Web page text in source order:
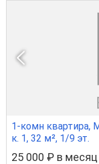
1-комн квартира,
к. 1, 32 м², 1/9 эт.
25 000 ₽ в месяц